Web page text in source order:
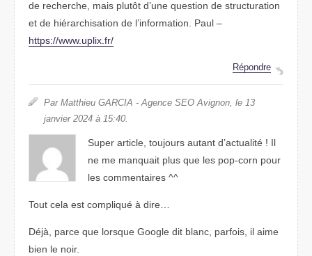
de recherche, mais plutôt d’une question de structuration
et de hiérarchisation de l’information. Paul –
https://www.uplix.fr/
Répondre
Par Matthieu GARCIA - Agence SEO Avignon, le 13
janvier 2024 à 15:40.
Super article, toujours autant d’actualité ! Il
ne me manquait plus que les pop-corn pour
les commentaires ^^
Tout cela est compliqué à dire…
Déjà, parce que lorsque Google dit blanc, parfois, il aime
bien le noir.